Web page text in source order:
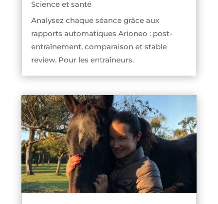
Science et santé
Analysez chaque séance grâce aux
rapports automatiques Arioneo : post-
entraînement, comparaison et stable
review. Pour les entraîneurs.